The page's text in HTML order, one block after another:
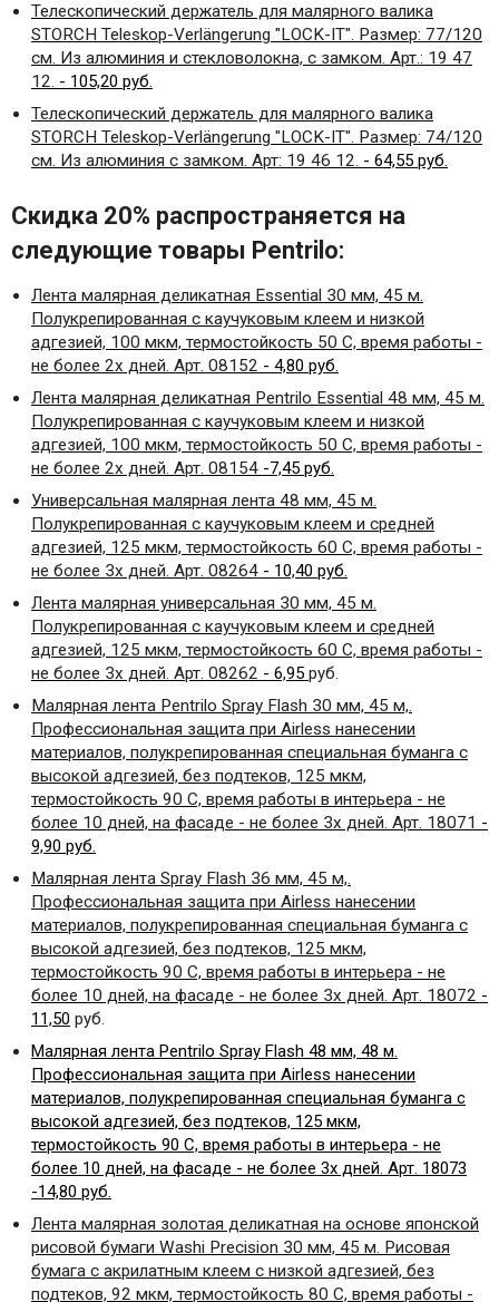
Телескопический держатель для малярного валика
STORCH Teleskop-Verlängerung "LOCK-IT". Размер: 77/120
см. Из алюминия и стекловолокна, с замком. Арт.: 19 47
12. - 105,20 руб.
Телескопический держатель для малярного валика
STORCH Teleskop-Verlängerung "LOCK-IT". Размер: 74/120
см. Из алюминия с замком. Арт: 19 46 12. - 64,55 руб.
Скидка 20% распространяется на
следующие товары Pentrilo:
Лента малярная деликатная Essential 30 мм, 45 м.
Полукрепированная с каучуковым клеем и низкой
адгезией, 100 мкм, термостойкость 50 С, время работы -
не более 2х дней. Арт. 08152 - 4,80 руб.
Лента малярная деликатная Pentrilo Essential 48 мм, 45 м.
Полукрепированная с каучуковым клеем и низкой
адгезией, 100 мкм, термостойкость 50 С, время работы -
не более 2х дней. Арт. 08154 -7,45 руб.
Универсальная малярная лента 48 мм, 45 м.
Полукрепированная с каучуковым клеем и средней
адгезией, 125 мкм, термостойкость 60 С, время работы -
не более 3х дней. Арт. 08264 - 10,40 руб.
Лента малярная универсальная 30 мм, 45 м.
Полукрепированная с каучуковым клеем и средней
адгезией, 125 мкм, термостойкость 60 С, время работы -
не более 3х дней. Арт. 08262 - 6,95 руб.
Малярная лента Pentrilo Spray Flash 30 мм, 45 м,.
Профессиональная защита при Airless нанесении
материалов, полукрепированная специальная буманга с
высокой адгезией, без подтеков, 125 мкм,
термостойкость 90 С, время работы в интерьера - не
более 10 дней, на фасаде - не более 3х дней. Арт. 18071 -
9,90 руб.
Малярная лента Spray Flash 36 мм, 45 м,.
Профессиональная защита при Airless нанесении
материалов, полукрепированная специальная буманга с
высокой адгезией, без подтеков, 125 мкм,
термостойкость 90 С, время работы в интерьера - не
более 10 дней, на фасаде - не более 3х дней. Арт. 18072 -
11,50 руб.
Малярная лента Pentrilo Spray Flash 48 мм, 48 м.
Профессиональная защита при Airless нанесении
материалов, полукрепированная специальная буманга с
высокой адгезией, без подтеков, 125 мкм,
термостойкость 90 С, время работы в интерьера - не
более 10 дней, на фасаде - не более 3х дней. Арт. 18073
-14,80 руб.
Лента малярная золотая деликатная на основе японской
рисовой бумаги Washi Precision 30 мм, 45 м. Рисовая
бумага с акрилатным клеем с низкой адгезией, без
подтеков, 92 мкм, термостойкость 80 С, время работы -